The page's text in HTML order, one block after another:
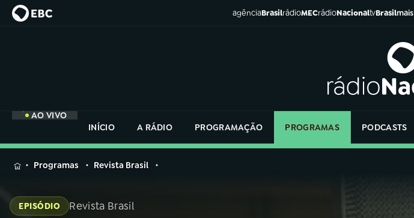
agênciaBrasilrádioMECrádioNacionaltvBrasilmais
AO VIVO
INÍCIO
A RÁDIO PROGRAMAÇÃO PROGRAMAS PODCASTS
MENU
na
Rádio
Programas Revista Brasil
EPISÓDIO Revista Brasil